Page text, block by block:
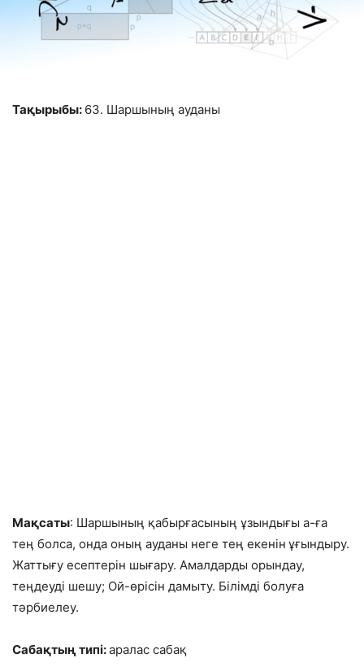
Тақырыбы: 63. Шаршының ауданы
Мақсаты: Шаршының қабырғасының ұзындығы а-ға
тең болса, онда оның ауданы неге тең екенін ұғындыру.
Жаттығу есептерін шығару. Амалдарды орындау,
теңдеуді шешу; Ой-өрісін дамыту. Білімді болуға
тәрбиелеу.
Сабақтың типі:аралас сабақ